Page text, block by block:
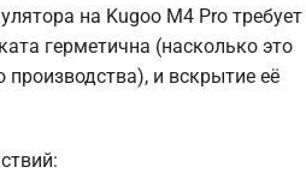
на Kugoo M4 Pro требует
герметична (насколько это
и вскрытие её